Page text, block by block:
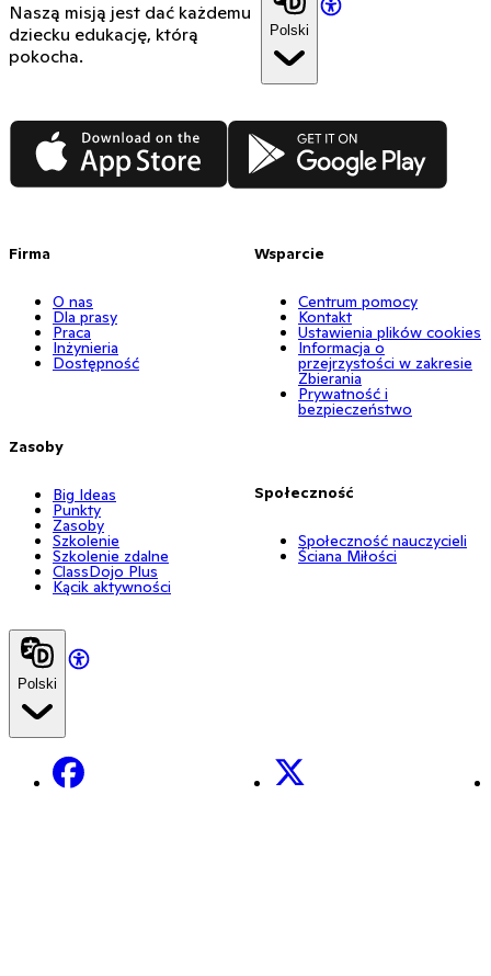
Naszą misją jest dać każdemu
dziecku edukację, którą
pokocha.
Polski
App Store Google Play
Firma
O nas
Dla prasy
Praca
Inżynieria
Dostępność
Zasoby
Big Ideas
Punkty
Zasoby
Szkolenie
Szkolenie zdalne
ClassDojo Plus
Kącik aktywności
Wsparcie
Centrum pomocy
Kontakt
Ustawienia plików cookies
Informacja o
przejrzystości w zakresie
Zbierania
Prywatność i
bezpieczeństwo
Społeczność
Społeczność nauczycieli
Ściana Miłości
Polski
Facebook X